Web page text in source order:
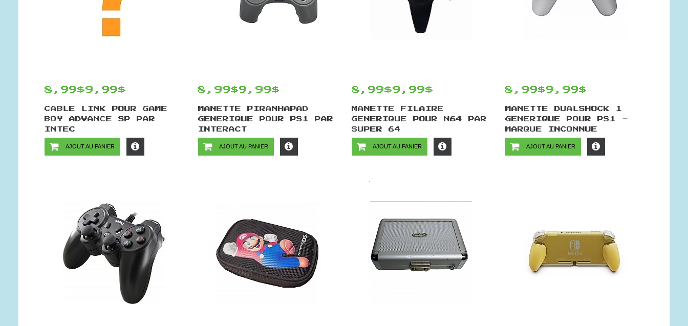
8,99$9,99$
CABLE LINK POUR GAME
BOY ADVANCE SP PAR
INTEC
AJOUT AU PANIER
8,99$9,99$
MANETTE PIRANHAPAD
GENERIQUE POUR PS1 PAR
INTERACT
AJOUT AU PANIER
8,99$9,99$
MANETTE FILAIRE
GENERIQUE POUR N64 PAR
SUPER 64
AJOUT AU PANIER
8,99$9,99$
MANETTE DUALSHOCK 1
GENERIQUE POUR PS1 -
MARQUE INCONNUE
AJOUT AU PANIER